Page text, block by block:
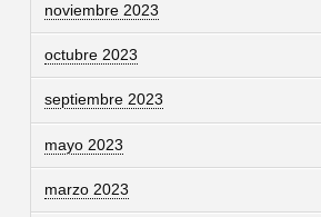
noviembre 2023
octubre 2023
septiembre 2023
mayo 2023
marzo 2023